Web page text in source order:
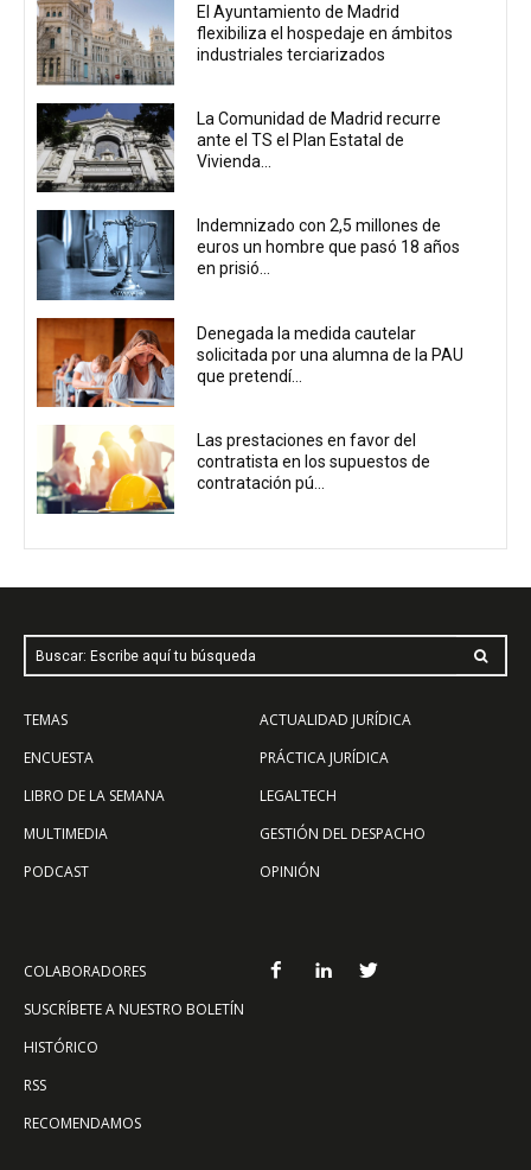
El Ayuntamiento de Madrid
flexibiliza el hospedaje en ámbitos
industriales terciarizados
La Comunidad de Madrid recurre
ante el TS el Plan Estatal de
Vivienda...
Indemnizado con 2,5 millones de
euros un hombre que pasó 18 años
en prisió...
Denegada la medida cautelar
solicitada por una alumna de la PAU
que pretendí...
Las prestaciones en favor del
contratista en los supuestos de
contratación pú...
Buscar: Escribe aquí tu búsqueda
TEMAS
ENCUESTA
LIBRO DE LA SEMANA
MULTIMEDIA
PODCAST
ACTUALIDAD JURÍDICA
PRÁCTICA JURÍDICA
LEGALTECH
GESTIÓN DEL DESPACHO
OPINIÓN
COLABORADORES
SUSCRÍBETE A NUESTRO BOLETÍN
HISTÓRICO
RSS
RECOMENDAMOS